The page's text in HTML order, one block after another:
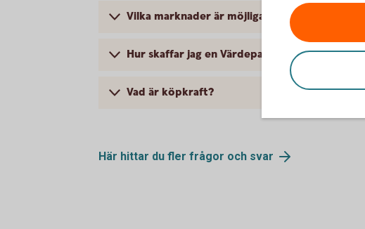
Vilka marknader är möjliga att handla på?
Hur skaffar jag en Värdepapperstjänst (depå)?
Vad är köpkraft?
Här hittar du fler frågor och svar